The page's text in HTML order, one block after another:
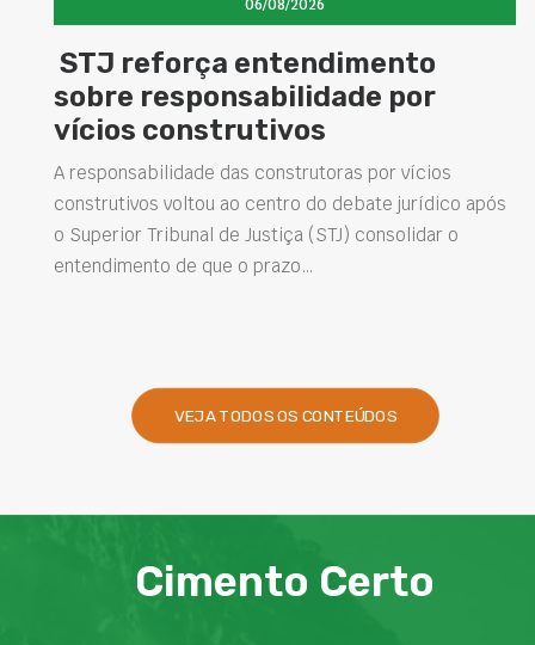
06/08/2026
STJ reforça entendimento
sobre responsabilidade por
vícios construtivos
A responsabilidade das construtoras por vícios
construtivos voltou ao centro do debate jurídico após
o Superior Tribunal de Justiça (STJ) consolidar o
entendimento de que o prazo…
VEJA TODOS OS CONTEÚDOS
Cimento Certo